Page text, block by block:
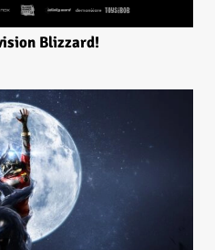
Blizzard!